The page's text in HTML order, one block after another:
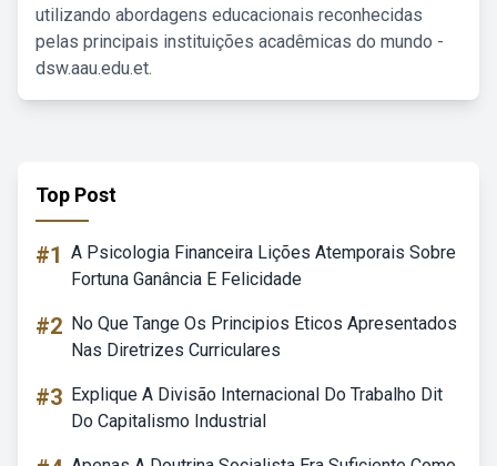
utilizando abordagens educacionais reconhecidas
pelas principais instituições acadêmicas do mundo -
dsw.aau.edu.et.
Top Post
#1 A Psicologia Financeira Lições Atemporais Sobre
Fortuna Ganância E Felicidade
#2 No Que Tange Os Principios Eticos Apresentados
Nas Diretrizes Curriculares
#3 Explique A Divisão Internacional Do Trabalho Dit
Do Capitalismo Industrial